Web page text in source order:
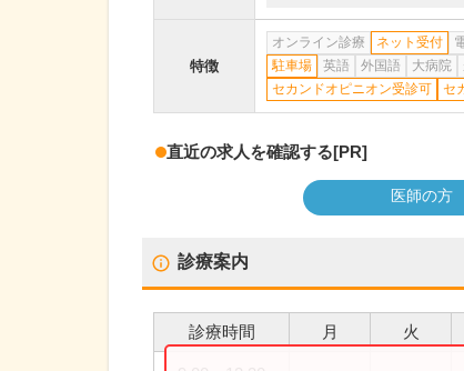
特徴
オンライン診療 ネット受付
駐車場
英語 外国語 大病院
セカンドオピニオン受診可
セ
直近の求人を確認する[PR]
医師の方
診療案内
診療時間 月 火